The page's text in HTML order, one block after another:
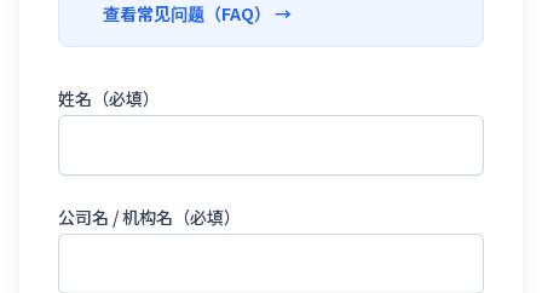
查看常见问题（FAQ） →
姓名（必填）
公司名 / 机构名（必填）